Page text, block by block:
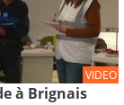
VIDEO
à Brignais